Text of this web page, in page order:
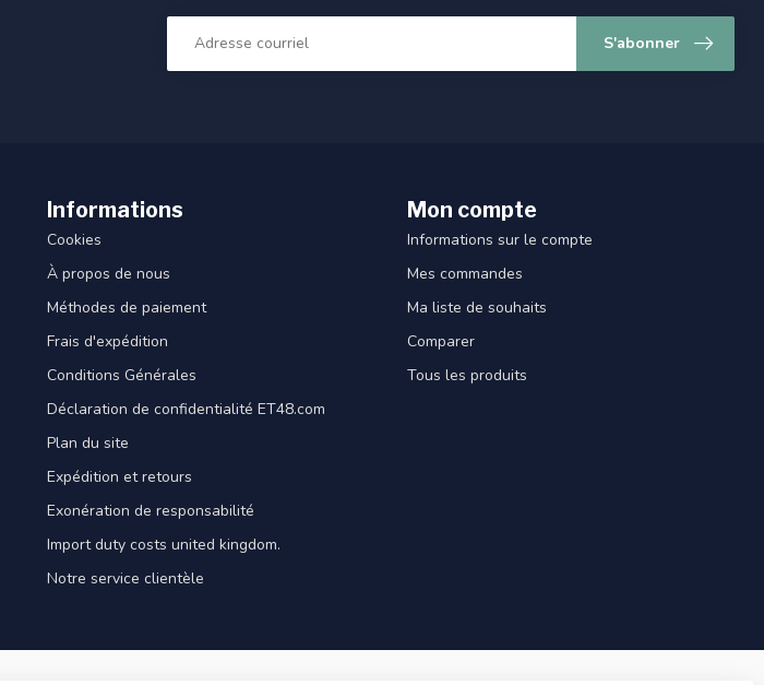
S'abonner
Informations
Cookies
À propos de nous
Méthodes de paiement
Frais d'expédition
Conditions Générales
Déclaration de confidentialité ET48.com
Plan du site
Expédition et retours
Exonération de responsabilité
Import duty costs united kingdom.
Notre service clientèle
Mon compte
Informations sur le compte
Mes commandes
Ma liste de souhaits
Comparer
Tous les produits